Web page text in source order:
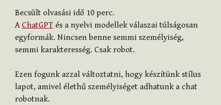
Becsült olvasási idő 10 perc.
A ChatGPT és a nyelvi modellek válaszai túlságosan
egyformák. Nincsen benne semmi személyiség,
semmi karakteresség. Csak robot.
Ezen fogunk azzal változtatni, hogy készítünk stílus
lapot, amivel élethű személyiséget adhatunk a chat
robotnak.